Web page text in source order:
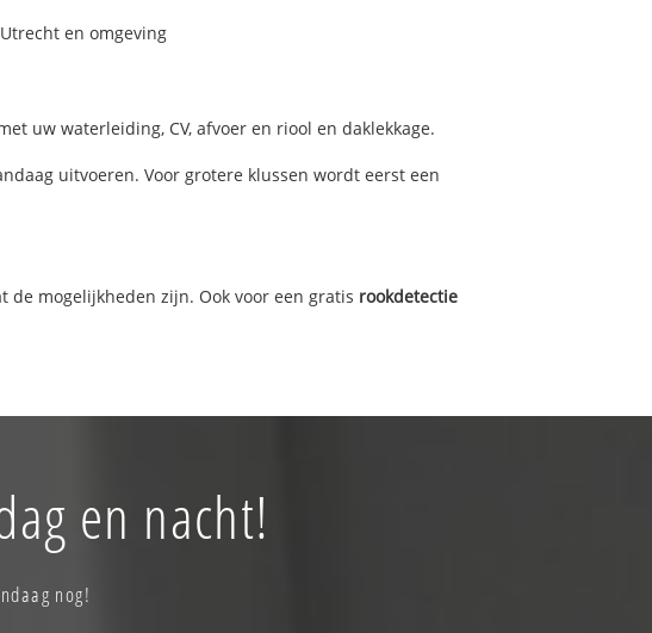
en omgeving
uw waterleiding, CV, afvoer en riool en daklekkage.
uitvoeren. Voor grotere klussen wordt eerst een
de mogelijkheden zijn. Ook voor een gratis rookdetectie
en nacht!
nog!